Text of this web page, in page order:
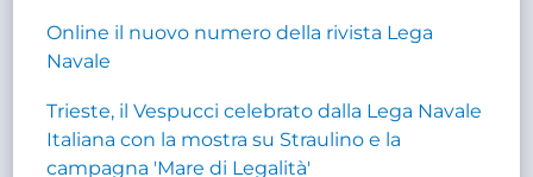
Online il nuovo numero della rivista Lega
Navale
Trieste, il Vespucci celebrato dalla Lega Navale
Italiana con la mostra su Straulino e la
campagna 'Mare di Legalità'